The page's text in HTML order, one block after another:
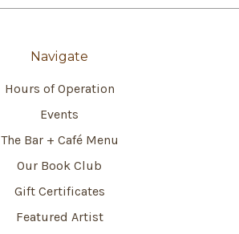
Navigate
Hours of Operation
Events
The Bar + Café Menu
Our Book Club
Gift Certificates
Featured Artist